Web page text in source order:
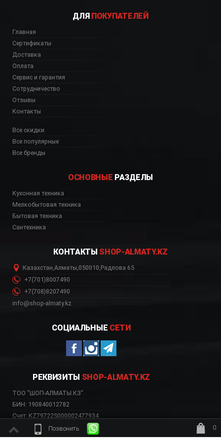
Позвонить
0
ждёт заказ
ДЛЯ ПОКУПАТЕЛЕЙ
Главная
Сертификаты
Доставка
Оплата
Сервис и гарантия
Сотрудничество
Отзывы
Контакты
Все скидки
Все популярные
Все бренды
ОСНОВНЫЕ РАЗДЕЛЫ
Кухонная техника
Мелкобытовая техника
Бытовая техника
Сантехника
КОНТАКТЫ SHOP-ALMATY.KZ
Казахстан,Алматы,050010,Радлова 65
+7(701)8007490
+7(708)8207490
info@shop-almaty.kz
СОЦИАЛЬНЫЕ СЕТИ
РЕКВИЗИТЫ SHOP-ALMATY.KZ
ТОО "ШОП-АЛМАТЫ.КЗ"
БИН: 190840012782
Счет: KZ79722S000002477934
Банк: АО «Kaspi Bank»
БИК: CASPKZKA